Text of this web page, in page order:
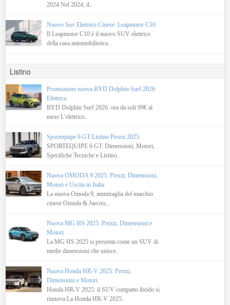
2024 Nel 2024, il..
Nuovo Suv Elettrico Cinese: Leapmotor C10
Il Leapmotor C10 è il nuovo SUV elettrico
della casa automobilistica..
Listino
Promozione nuova BYD Dolphin Surf 2026
Elettrica
BYD Dolphin Surf 2026: ora da soli 99€ al
mese L’elettrico..
Sportequipe 6 GT Listino Prezzi 2025
SPORTEQUIPE 6 GT: Dimensioni, Motori,
Specifiche Tecniche e Listino..
Nuova OMODA 9 2025: Prezzi, Dimensioni,
Motori e Uscita in Italia
La nuova Omoda 9, ammiraglia del marchio
cinese Omoda & Jaecoo,..
Nuova MG HS 2025: Prezzi, Dimensioni e
Motori
La MG HS 2025 si presenta come un SUV di
medie dimensioni che unisce..
Nuova Honda HR-V 2025: Prezzi,
Dimensioni e Motori
Honda HR-V 2025: il SUV compatto ibrido si
rinnova La Honda HR-V 2025..